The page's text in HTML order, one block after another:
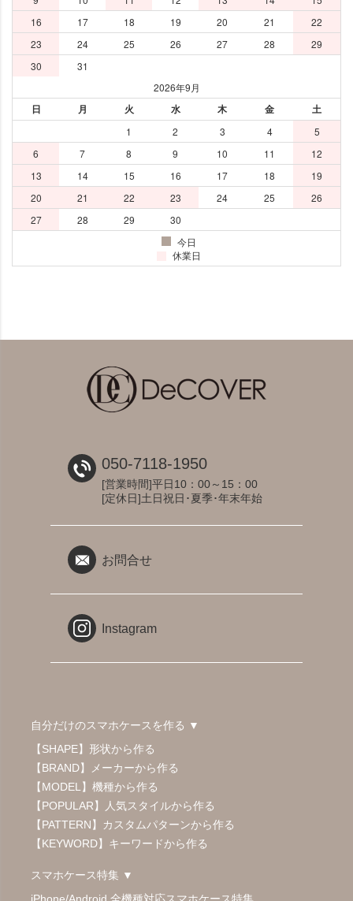
050-7118-1950
[営業時間]平日10：00～15：00
[定休日]土日祝日･夏季･年末年始
お問合せ
Instagram
自分だけのスマホケースを作る ▼
【SHAPE】形状から作る
【BRAND】メーカーから作る
【MODEL】機種から作る
【POPULAR】人気スタイルから作る
【PATTERN】カスタムパターンから作る
【KEYWORD】キーワードから作る
スマホケース特集 ▼